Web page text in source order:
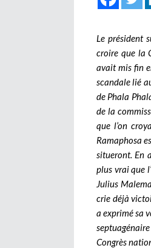
Le président
croire que la
avait mis fin
scandale lié
de Phala
de la
que l’on
Ramaphosa
situeront. En
plus vrai que
Julius
crie déjà
a exprimé sa
Congrès